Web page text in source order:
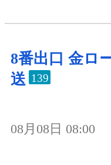
8番出口 金ロ
送 139
08月08日 08:00